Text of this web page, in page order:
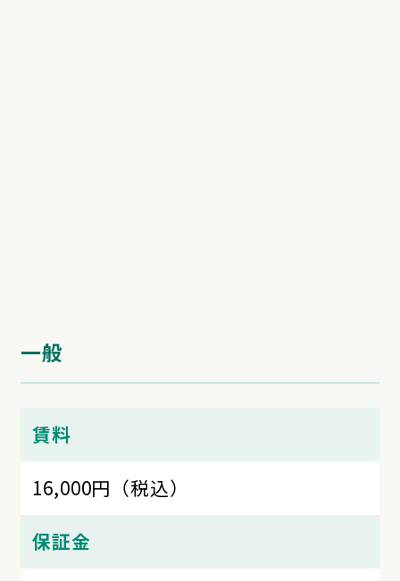
一般
賃料
16,000円（税込）
保証金